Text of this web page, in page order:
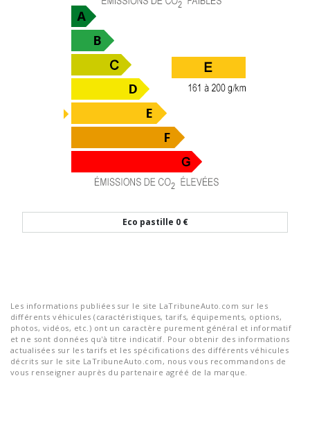
Eco pastille 0 €
Les informations publiées sur le site LaTribuneAuto.com sur les
différents véhicules (caractéristiques, tarifs, équipements, options,
photos, vidéos, etc.) ont un caractère purement général et informatif
et ne sont données qu'à titre indicatif. Pour obtenir des informations
actualisées sur les tarifs et les spécifications des différents véhicules
décrits sur le site LaTribuneAuto.com, nous vous recommandons de
vous renseigner auprès du partenaire agréé de la marque.